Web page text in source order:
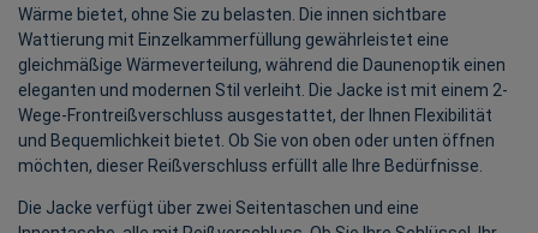
Wärme bietet, ohne Sie zu belasten. Die innen sichtbare
Wattierung mit Einzelkammerfüllung gewährleistet eine
gleichmäßige Wärmeverteilung, während die Daunenoptik einen
eleganten und modernen Stil verleiht. Die Jacke ist mit einem 2-
Wege-Frontreißverschluss ausgestattet, der Ihnen Flexibilität
und Bequemlichkeit bietet. Ob Sie von oben oder unten öffnen
möchten, dieser Reißverschluss erfüllt alle Ihre Bedürfnisse.
Die Jacke verfügt über zwei Seitentaschen und eine